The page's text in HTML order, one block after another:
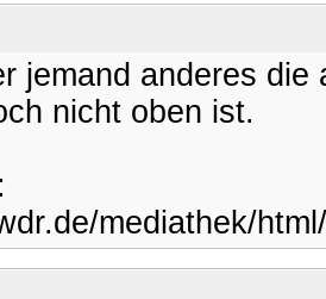
jemand anderes
nicht oben ist.
mediathek/